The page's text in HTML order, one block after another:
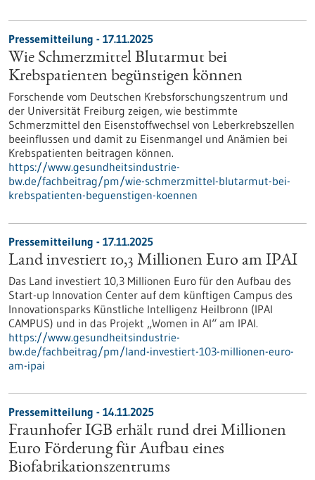
Pressemitteilung - 17.11.2025
Wie Schmerzmittel Blutarmut bei
Krebspatienten begünstigen können
Forschende vom Deutschen Krebsforschungszentrum und
der Universität Freiburg zeigen, wie bestimmte
Schmerzmittel den Eisenstoffwechsel von Leberkrebszellen
beeinflussen und damit zu Eisenmangel und Anämien bei
Krebspatienten beitragen können.
https://www.gesundheitsindustrie-
bw.de/fachbeitrag/pm/wie-schmerzmittel-blutarmut-bei-
krebspatienten-beguenstigen-koennen
Pressemitteilung - 17.11.2025
Land investiert 10,3 Millionen Euro am IPAI
Das Land investiert 10,3 Millionen Euro für den Aufbau des
Start-up Innovation Center auf dem künftigen Campus des
Innovationsparks Künstliche Intelligenz Heilbronn (IPAI
CAMPUS) und in das Projekt „Women in AI“ am IPAI.
https://www.gesundheitsindustrie-
bw.de/fachbeitrag/pm/land-investiert-103-millionen-euro-
am-ipai
Pressemitteilung - 14.11.2025
Fraunhofer IGB erhält rund drei Millionen
Euro Förderung für Aufbau eines
Biofabrikationszentrums